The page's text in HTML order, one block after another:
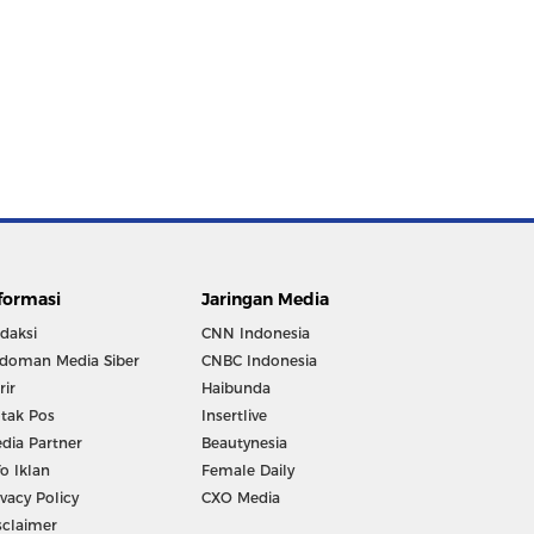
Media Siber
Pos
Partner
Iklan
Policy
Jaringan Media
CNN Indonesia
CNBC Indonesia
Haibunda
Insertlive
Beautynesia
Female Daily
CXO Media